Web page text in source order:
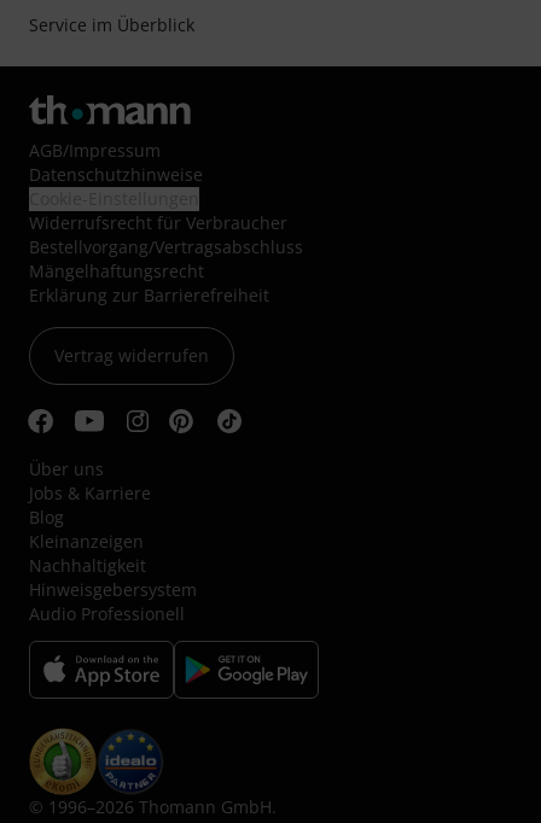
Service im Überblick
AGB/Impressum
Datenschutzhinweise
Widerrufsrecht für Verbraucher
Bestellvorgang/Vertragsabschluss
Mängelhaftungsrecht
Erklärung zur Barrierefreiheit
Vertrag widerrufen
Über uns
Jobs & Karriere
Blog
Kleinanzeigen
Nachhaltigkeit
Hinweisgebersystem
Audio Professionell
© 1996–2026 Thomann GmbH.